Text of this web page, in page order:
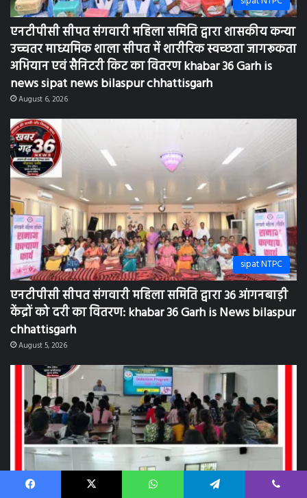
एनटीपीसी सीपत संगवारी महिला समिति द्वारा शासकीय कन्या
उच्चतर माध्यमिक शाला सीपत में शारीरिक स्वच्छता जागरूकता
अभियान एवं सैनिटरी किट का वितरण khabar 36 Garh is
news sipat news bilaspur chhattisgarh
August 6, 2026
sipat NTPC
एनटीपीसी सीपत संगवारी महिला समिति द्वारा 36 आंगनबाड़ी
केंद्रों को दरी का वितरण: khabar 36 Garh is News bilaspur
chhattisgarh
August 5, 2026